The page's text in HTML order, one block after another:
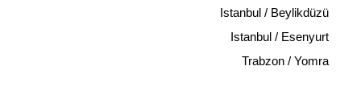
Istanbul / Beylikdüzü
Istanbul / Esenyurt
Trabzon / Yomra